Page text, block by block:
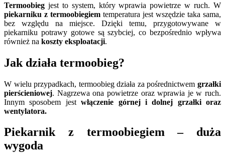
Termoobieg jest to system, który wprawia powietrze w ruch. W
piekarniku z termoobiegiem temperatura jest wszędzie taka sama,
bez względu na miejsce. Dzięki temu, przygotowywane w
piekarniku potrawy gotowe są szybciej, co bezpośrednio wpływa
również na koszty eksploatacji.
Jak działa termoobieg?
W wielu przypadkach, termoobieg działa za pośrednictwem grzałki
pierścieniowej. Nagrzewa ona powietrze oraz wprawia je w ruch.
Innym sposobem jestwłączenie górnej i dolnej grzałki oraz
wentylatora.
Piekarnik z termoobiegiem – duża
wygoda